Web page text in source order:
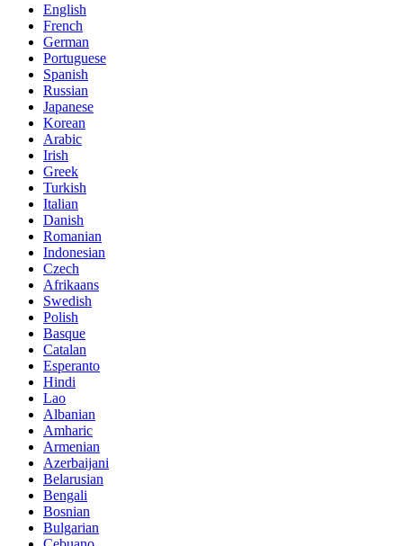
English
French
German
Portuguese
Spanish
Russian
Japanese
Korean
Arabic
Irish
Greek
Turkish
Italian
Danish
Romanian
Indonesian
Czech
Afrikaans
Swedish
Polish
Basque
Catalan
Esperanto
Hindi
Lao
Albanian
Amharic
Armenian
Azerbaijani
Belarusian
Bengali
Bosnian
Bulgarian